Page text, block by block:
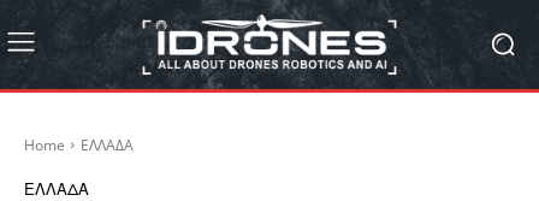
Home ΕΛΛΑΔΑ
ΕΛΛΑΔΑ